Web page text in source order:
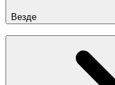
Везде